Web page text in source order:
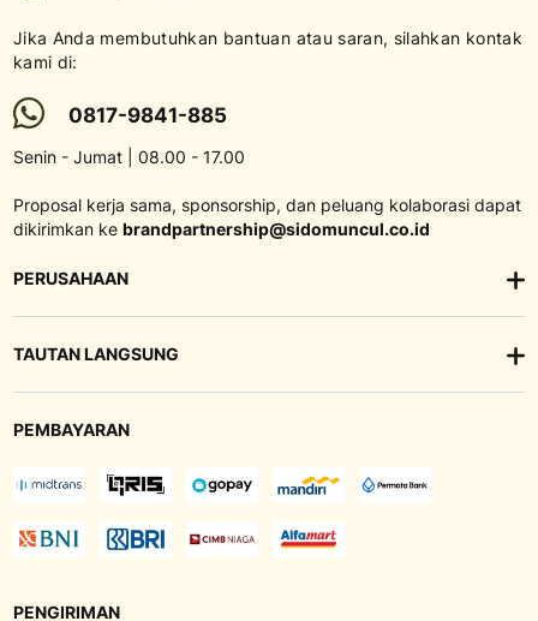
Jika Anda membutuhkan bantuan atau saran, silahkan kontak
kami di:
0817-9841-885
Senin - Jumat | 08.00 - 17.00
Proposal kerja sama, sponsorship, dan peluang kolaborasi dapat
dikirimkan ke brandpartnership@sidomuncul.co.id
PERUSAHAAN
TAUTAN LANGSUNG
PEMBAYARAN
PENGIRIMAN